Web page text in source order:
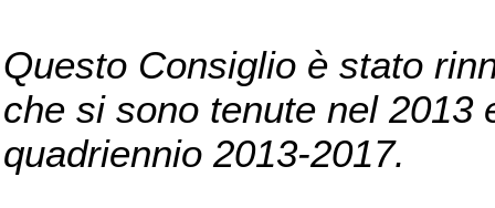
Questo Consiglio è stato
che si sono tenute nel 2013
quadriennio 2013-2017.